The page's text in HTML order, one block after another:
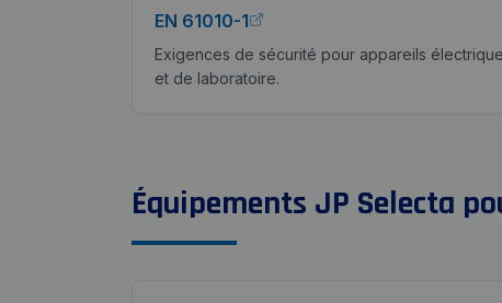
EN 61010-1
Exigences de sécurité pour appareils
et de laboratoire.
Équipements JP Selecta